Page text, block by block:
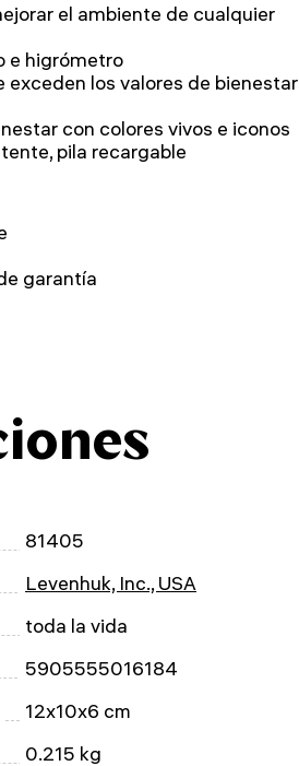
el ambiente de cualquier
e higrómetro
exceden los valores de bienestar
con colores vivos e iconos
pila recargable
garantía
81405
Levenhuk, Inc., USA
toda la vida
5905555016184
12x10x6 cm
0.215 kg